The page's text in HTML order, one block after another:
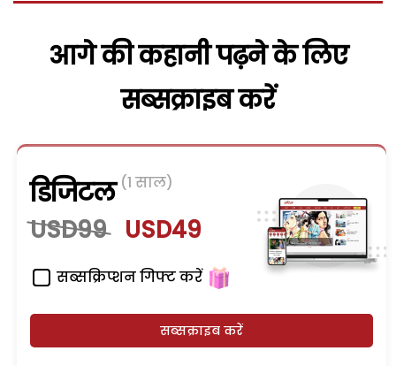
आगे की कहानी पढ़ने के लिए
सब्सक्राइब करें
डिजिटल (1 साल)
USD99 USD49
सब्सक्रिप्शन गिफ्ट करें
सब्सक्राइब करें